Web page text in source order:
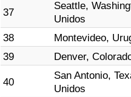
37
Seattle,
Unidos
38 Montevideo,
39
Denver,
40
San Antonio,
Unidos